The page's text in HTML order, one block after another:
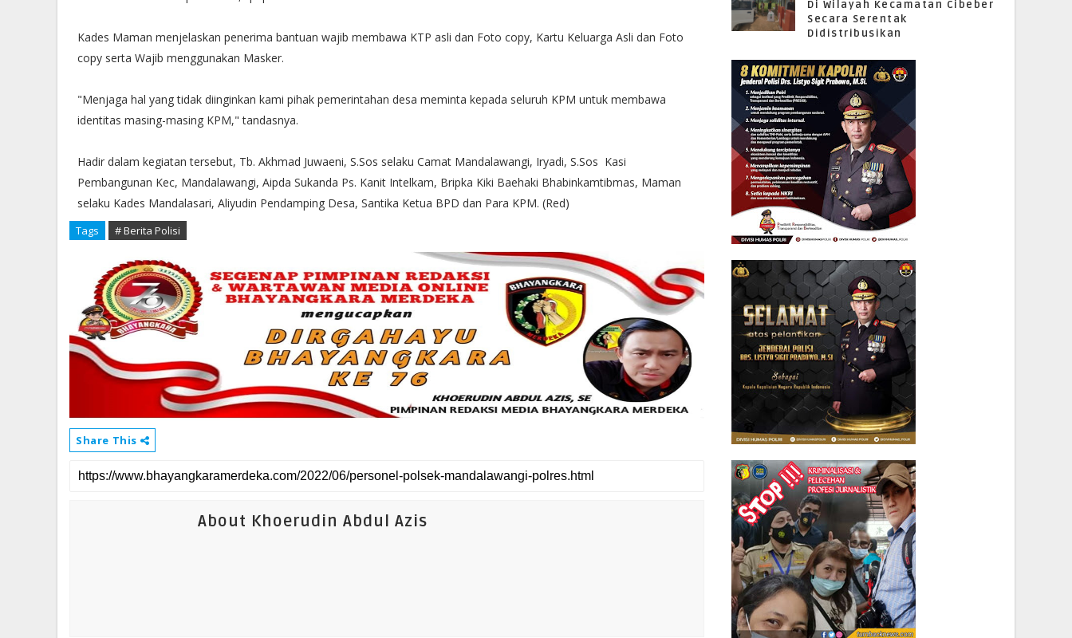
Kades Maman menjelaskan penerima bantuan wajib membawa KTP asli dan Foto copy, Kartu Keluarga Asli dan Foto
copy serta Wajib menggunakan Masker.
"Menjaga hal yang tidak diinginkan kami pihak pemerintahan desa meminta kepada seluruh KPM untuk membawa
identitas masing-masing KPM," tandasnya.
Hadir dalam kegiatan tersebut, Tb. Akhmad Juwaeni, S.Sos selaku Camat Mandalawangi, Iryadi, S.Sos Kasi
Pembangunan Kec, Mandalawangi, Aipda Sukanda Ps. Kanit Intelkam, Bripka Kiki Baehaki Bhabinkamtibmas, Maman
selaku Kades Mandalasari, Aliyudin Pendamping Desa, Santika Ketua BPD dan Para KPM. (Red)
Tags # Berita Polisi
Share This
About Khoerudin Abdul Azis
Di Wilayah Kecamatan Cibeber
Secara Serentak
Didistribusikan